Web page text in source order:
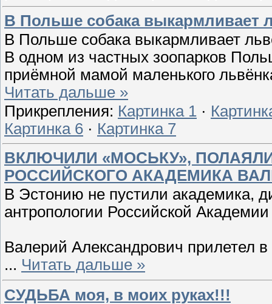
В Польше собака выкармливает
В Польше собака выкармливает
В одном из частных зоопарков
приёмной мамой маленького
Читать дальше »
Прикрепления: Картинка 1 ·
Картинка 6 · Картинка 7
ВКЛЮЧИЛИ «МОСЬКУ»,
РОССИЙСКОГО АКАДЕМИКА
В Эстонию не пустили академика,
антропологии Российской
Валерий Александрович прилетел
... Читать дальше »
СУДЬБА моя, в моих руках!!!